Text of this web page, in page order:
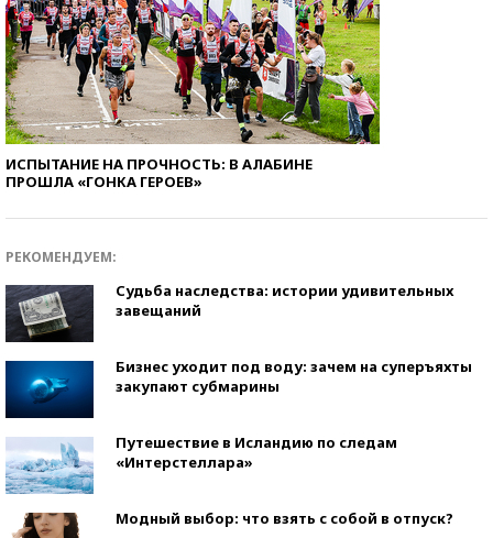
ИСПЫТАНИЕ НА ПРОЧНОСТЬ: В АЛАБИНЕ
ПРОШЛА «ГОНКА ГЕРОЕВ»
РЕКОМЕНДУЕМ:
Судьба наследства: истории удивительных
завещаний
Бизнес уходит под воду: зачем на суперъяхты
закупают субмарины
Путешествие в Исландию по следам
«Интерстеллара»
Модный выбор: что взять с собой в отпуск?